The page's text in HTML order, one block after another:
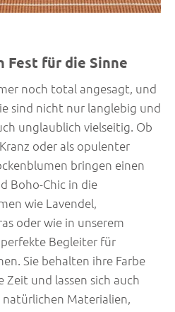
Fest für die Sinne
noch total angesagt, und
sind nicht nur langlebig und
unglaublich vielseitig. Ob
oder als opulenter
bringen einen
Boho-Chic in die
wie Lavendel,
oder wie in unserem
Begleiter für
Sie behalten ihre Farbe
Zeit und lassen sich auch
Materialien,